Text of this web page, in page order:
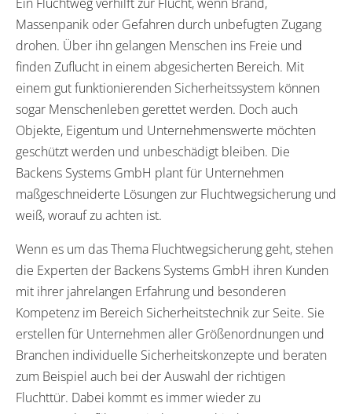
Ein Fluchtweg verhilft zur Flucht, wenn Brand,
Massenpanik oder Gefahren durch unbefugten Zugang
drohen. Über ihn gelangen Menschen ins Freie und
finden Zuflucht in einem abgesicherten Bereich. Mit
einem gut funktionierenden Sicherheitssystem können
sogar Menschenleben gerettet werden. Doch auch
Objekte, Eigentum und Unternehmenswerte möchten
geschützt werden und unbeschädigt bleiben. Die
Backens Systems GmbH plant für Unternehmen
maßgeschneiderte Lösungen zur Fluchtwegsicherung und
weiß, worauf zu achten ist.
Wenn es um das Thema Fluchtwegsicherung geht, stehen
die Experten der Backens Systems GmbH ihren Kunden
mit ihrer jahrelangen Erfahrung und besonderen
Kompetenz im Bereich Sicherheitstechnik zur Seite. Sie
erstellen für Unternehmen aller Größenordnungen und
Branchen individuelle Sicherheitskonzepte und beraten
zum Beispiel auch bei der Auswahl der richtigen
Fluchttür. Dabei kommt es immer wieder zu